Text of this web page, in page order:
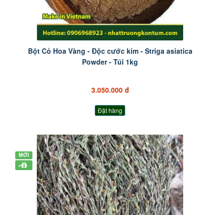
Bột Cỏ Hoa Vàng - Độc cước kim - Striga asiatica
Powder - Túi 1kg
3.050.000 đ
Đặt hàng
MỚI
+